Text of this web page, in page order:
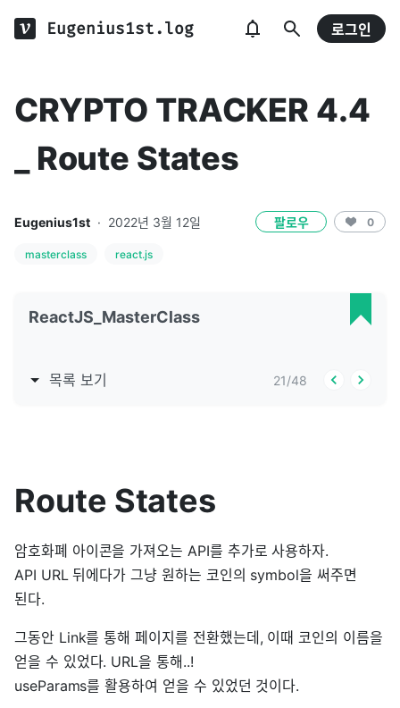
Eugenius1st.log 로그인
CRYPTO TRACKER 4.4
_ Route States
Eugenius1st · 2022년 3월 12일 팔로우 0
masterclass react.js
ReactJS_MasterClass
목록 보기 21/48
Route States
암호화폐 아이콘을 가져오는 API를 추가로 사용하자.
API URL 뒤에다가 그냥 원하는 코인의 symbol을 써주면
된다.
그동안 Link를 통해 페이지를 전환했는데, 이때 코인의 이름을
얻을 수 있었다. URL을 통해..!
useParams를 활용하여 얻을 수 있었던 것이다.